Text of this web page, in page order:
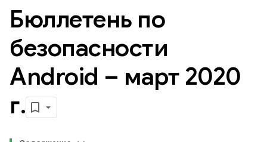
Бюллетень по
безопасности
Android – март 2020
г.